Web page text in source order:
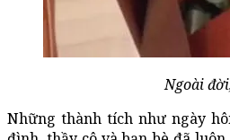
Ngoài
Những thành tích như ngày